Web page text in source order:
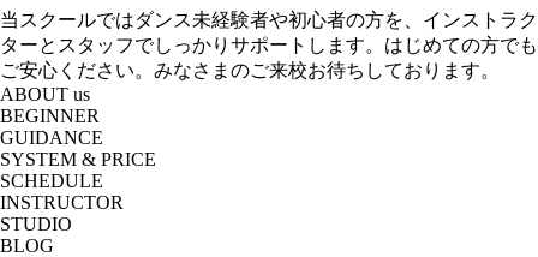
当スクールではダンス未経験者や初心者の方を、インストラク
ターとスタッフでしっかりサポートします。はじめての方でも
ご安心ください。みなさまのご来校お待ちしております。
ABOUT us
BEGINNER
GUIDANCE
SYSTEM & PRICE
SCHEDULE
INSTRUCTOR
STUDIO
BLOG